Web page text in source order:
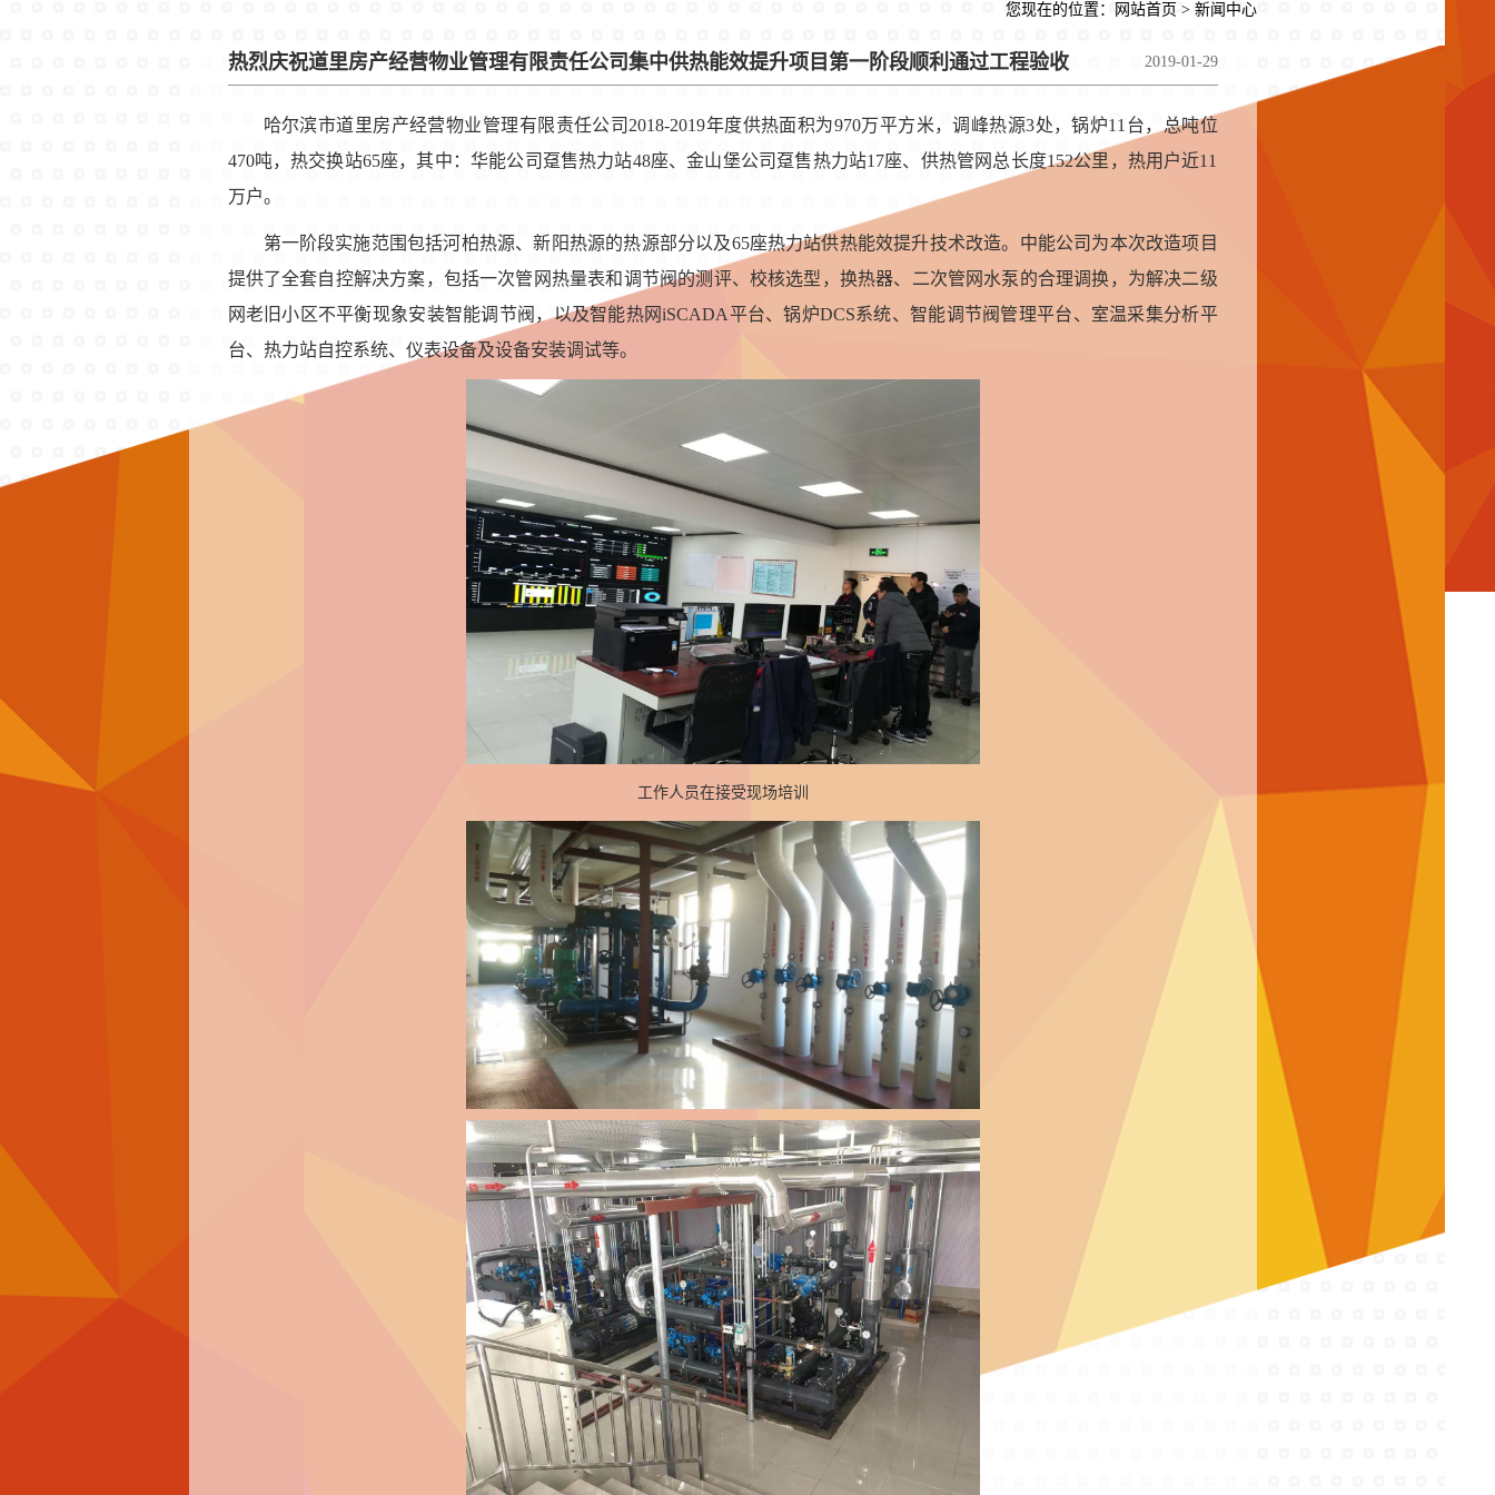
您现在的位置： 网站首页> 新闻中心
热烈庆祝道里房产经营物业管理有限责任公司集中供热能效提升项目第一阶段顺利通过工程验收 2019-01-29
哈尔滨市道里房产经营物业管理有限责任公司 2018-2019年度供热面积为970万平方米，调峰热源3处，锅炉11台，总吨位
470吨，热交换站65座，其中：华能公司趸售热力站48座、金山堡公司趸售热力站17座、供热管网总长度152公里，热用户近11
万户。
第一阶段实施范围包括河柏热源、新阳热源的热源部分以及65座热力站供热能效提升技术改造。中能公司为本次改造项目
提供了全套自控解决方案，包括一次管网热量表和调节阀的测评、校核选型，换热器、二次管网水泵的合理调换，为解决二级
网老旧小区不平衡现象安装智能调节阀，以及智能热网iSCADA平台、锅炉DCS系统、智能调节阀管理平台、室温采集分析平
台、热力站自控系统、仪表设备及设备安装调试等。
工作人员在接受现场培训